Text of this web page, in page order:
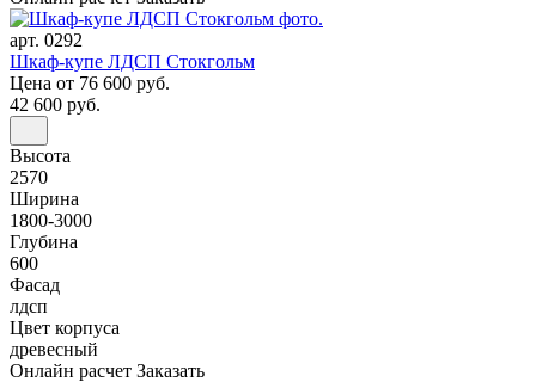
арт. 0292
Шкаф-купе ЛДСП Стокгольм
Цена от 76 600 руб.
42 600 руб.
Высота
2570
Ширина
1800-3000
Глубина
600
Фасад
лдсп
Цвет корпуса
древесный
Онлайн расчет Заказать